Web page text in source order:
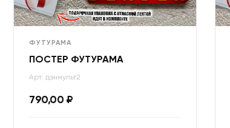
ФУТУРАМА
ПОСТЕР ФУТУРАМА
Арт: дэнмульт2
790,00 ₽